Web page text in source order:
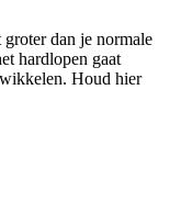
dan je normale
hardlopen gaat
Houd hier